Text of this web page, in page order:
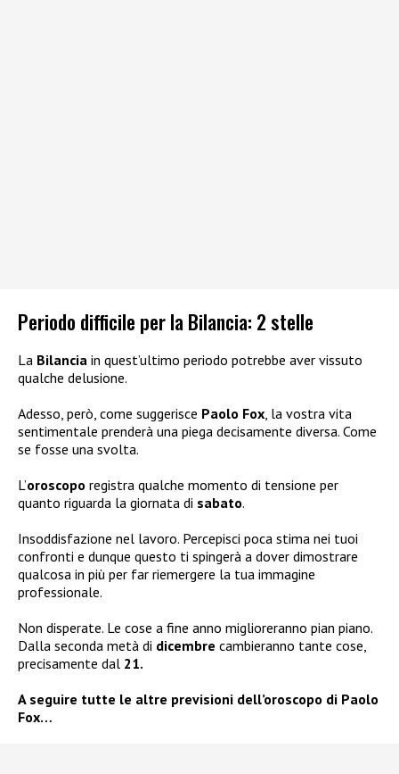
Periodo difficile per la Bilancia: 2 stelle
La Bilancia in quest’ultimo periodo potrebbe aver vissuto
qualche delusione.
Adesso, però, come suggerisce Paolo Fox , la vostra vita
sentimentale prenderà una piega decisamente diversa. Come
se fosse una svolta.
L’oroscopo registra qualche momento di tensione per
quanto riguarda la giornata di sabato.
Insoddisfazione nel lavoro. Percepisci poca stima nei tuoi
confronti e dunque questo ti spingerà a dover dimostrare
qualcosa in più per far riemergere la tua immagine
professionale.
Non disperate. Le cose a fine anno miglioreranno pian piano.
Dalla seconda metà di dicembre cambieranno tante cose,
precisamente dal 21.
A seguire tutte le altre previsioni dell’oroscopo di Paolo
Fox…